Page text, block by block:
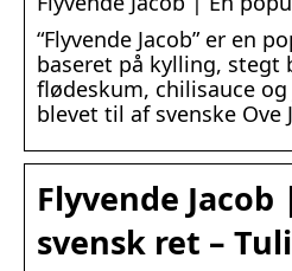
“Flyvende Jacob” er en
baseret på kylling, stegt
flødeskum, chilisauce
blevet til af svenske Ove
Flyvende
svensk ret –